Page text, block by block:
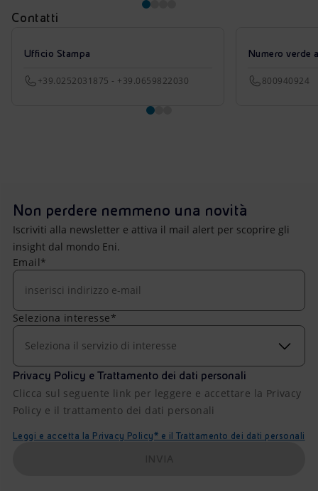
Contatti
Ufficio Stampa
+39.0252031875 - +39.0659822030
Numero verde
800940924
Non perdere nemmeno una novità
Iscriviti alla newsletter e attiva il mail alert per scoprire gli
insight dal mondo Eni.
Email*
Seleziona interesse*
Seleziona il servizio di interesse
Privacy Policy e Trattamento dei dati personali
Clicca sul seguente link per leggere e accettare la Privacy
Policy e il trattamento dei dati personali
Leggi e accetta la Privacy Policy* e il Trattamento dei dati personali